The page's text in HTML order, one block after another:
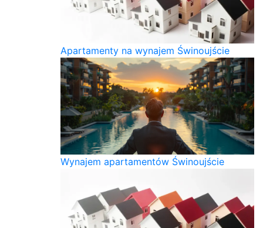
Apartamenty na wynajem Świnoujście
Wynajem apartamentów Świnoujście